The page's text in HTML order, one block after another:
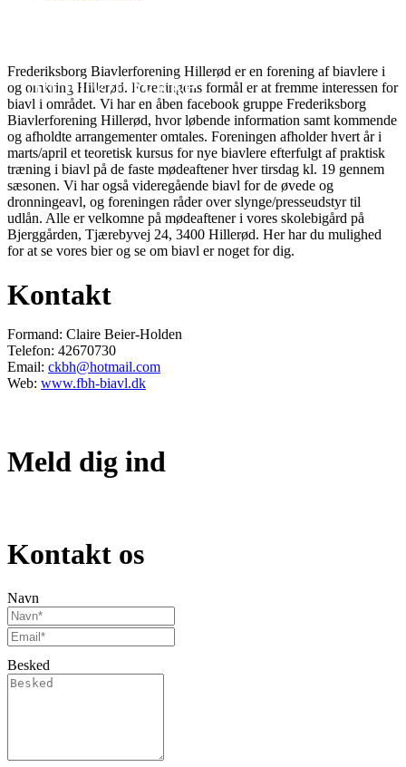
3650 Ølstykke
Frederiksborg Biavlerforening Hillerød er en forening af biavlere i
og omkring Hillerød. Foreningens formål er at fremme interessen for
biavl i området. Vi har en åben facebook gruppe Frederiksborg
Biavlerforening Hillerød, hvor løbende information samt kommende
og afholdte arrangementer omtales. Foreningen afholder hvert år i
marts/april et teoretisk kursus for nye biavlere efterfulgt af praktisk
træning i biavl på de faste mødeaftener hver tirsdag kl. 19 gennem
sæsonen. Vi har også videregående biavl for de øvede og
dronningeavl, og foreningen råder over slynge/presseudstyr til
udlån. Alle er velkomne på mødeaftener i vores skolebigård på
Bjerggården, Tjærebyvej 24, 3400 Hillerød. Her har du mulighed
for at se vores bier og se om biavl er noget for dig.
Kontakt
Formand: Claire Beier-Holden
Telefon: 42670730
Email: ckbh@hotmail.com
Web: www.fbh-biavl.dk
Meld dig ind
Kontakt os
Navn
Besked